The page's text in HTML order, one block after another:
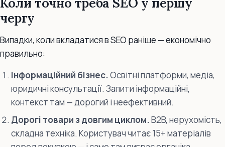
чергу
Випадки, коли вкладатися в SEO раніше — економічно
правильно:
Інформаційний бізнес.Освітні платформи, медіа,
юридичні консультації. Запити інформаційні,
контекст там — дорогий і неефективний.
Дорогі товари з довгим циклом.B2B, нерухомість,
складна техніка. Користувач читає 15+ матеріалів